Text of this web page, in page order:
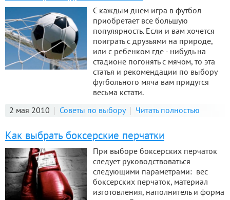
С каждым днем игра в футбол
приобретает все большую
популярность. Если и вам хочется
поиграть с друзьями на природе,
или с ребенком где - нибудь на
стадионе погонять с мячом, то эта
статья и рекомендации по выбору
футбольного мяча вам придутся
весьма кстати.
2 мая 2010
Советы по выбору Читать полностью
Как выбрать боксерские перчатки
При выборе боксерских перчаток
следует руководствоваться
следующими параметрами: вес
боксерских перчаток, материал
изготовления, наполнитель и форма